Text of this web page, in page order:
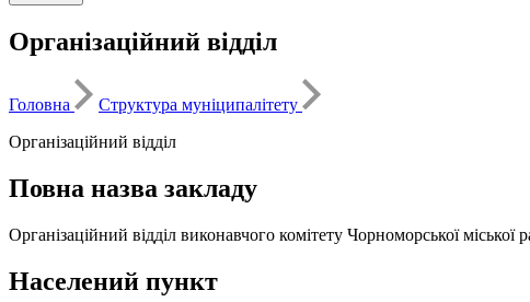
Організаційний відділ
Головна
Структура муніципалітету
Організаційний відділ
Повна назва закладу
Організаційний відділ виконавчого комітету Чорноморської міської
Населений пункт